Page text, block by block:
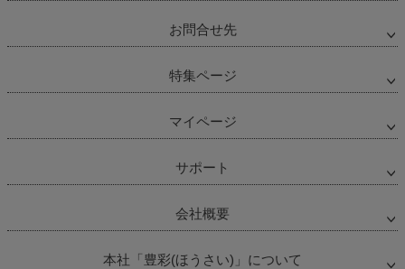
お問合せ先
特集ページ
マイページ
サポート
会社概要
本社「豊彩(ほうさい)」について